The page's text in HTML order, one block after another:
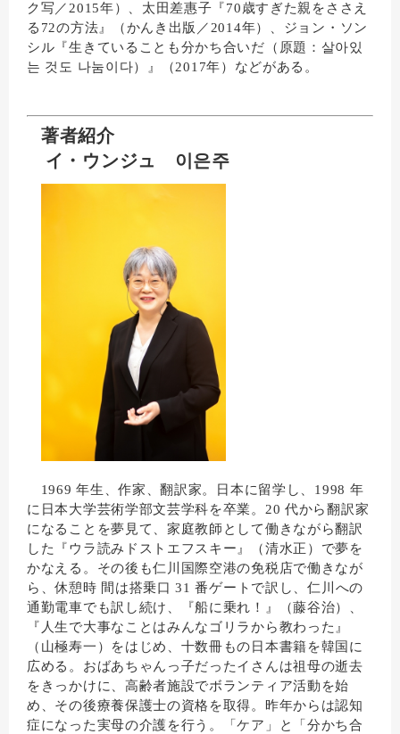
ク写／2015年）、太田差惠子『70歳すぎた親をささえ
る72の方法』（かんき出版／2014年）、ジョン・ソン
シル『生きていることも分かち合いだ（原題： 살아있
는 것도 나눔이다）』（2017年）などがある。
著者紹介
イ・ウンジュ
이은주
1969 年生、作家、翻訳家。日本に留学し、1998 年
に日本大学芸術学部文芸学科を卒業。20 代から翻訳家
になることを夢見て、家庭教師として働きながら翻訳
した『ウラ読みドストエフスキー』（清水正）で夢を
かなえる。その後も仁川国際空港の免税店で働きなが
ら、休憩時 間は搭乗口 31 番ゲートで訳し、仁川への
通勤電車でも訳し続け、『船に乗れ！』（藤谷治）、
『人生で大事なことはみんなゴリラから教わった』
（山極寿一）をはじめ、十数冊もの日本書籍を韓国に
広める。おばあちゃんっ子だったイさんは祖母の逝去
をきっかけに、高齢者施設でボランティア活動を始
め、その後療養保護士の資格を取得。昨年からは認知
症になった実母の介護を行う。「ケア」と「分かち合